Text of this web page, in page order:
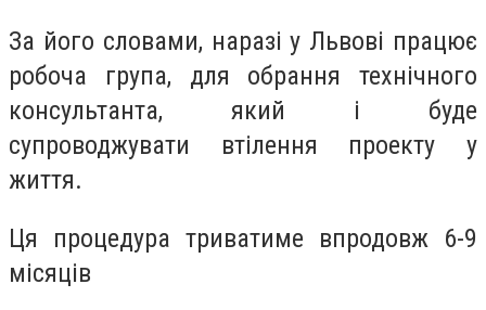
За його словами, наразі у Львові працює
робоча група, для обрання технічного
консультанта, який і буде
супроводжувати втілення проекту у
життя.
Ця процедура триватиме впродовж 6-9
місяців